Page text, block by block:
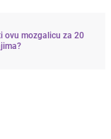
ovu mozgalicu za 20